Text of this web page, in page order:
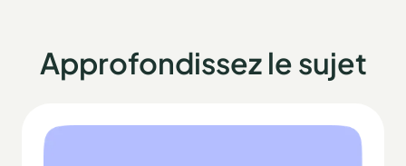
Approfondissez le sujet